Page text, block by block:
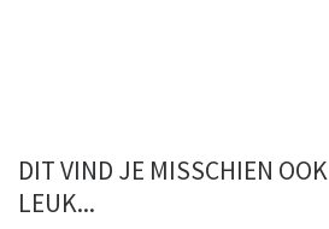
DIT VIND JE MISSCHIEN OOK
LEUK...